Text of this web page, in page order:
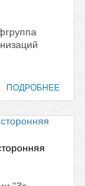
ПОДРОБНЕЕ